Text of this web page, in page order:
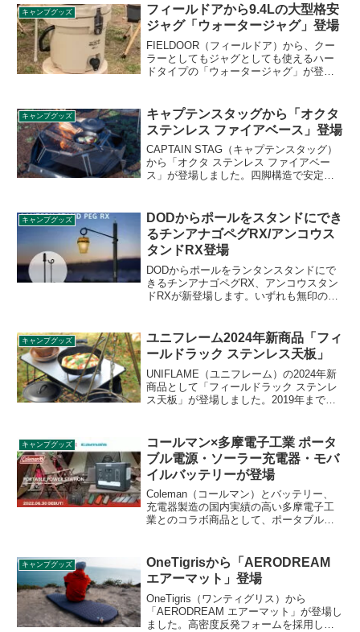
キャンプグッズ
フィールドアから9.4Lの大型格安
ジャグ「ウォータージャグ」登場
FIELDOOR（フィールドア）から、クー
ラーとしてもジャグとしても使えるハー
ドタイプの「ウォータージャグ」が登場
手頃価格で登場です。詳細をレビューし
ます。
キャンプグッズ
キャプテンスタッグから「オクタ
ステンレス ファイアベース」登場
CAPTAIN STAG（キャプテンスタッグ）
から「オクタ ステンレス ファイアベー
ス」が登場しました。四脚構造で安定感
ます。スキレットなどを載せて調理がで
きるゴトク付きで焚き火料理にも対応し
ます。詳細をレビューします。
キャンプグッズ
DODからポールをスタンドにでき
るチンアナゴペグRX/アンコウス
タンドRX登場
DODからポールをランタンスタンドにで
きるチンアナゴペグRX、アンコウスタン
ドRXが新登場します。いずれも無印のチ
モデルで商品性はどう改善されたのでし
ょうか。詳細をレビューします。
キャンプグッズ
ユニフレーム2024年新商品「フィ
ールドラック ステンレス天板」
UNIFLAME（ユニフレーム）の2024年新
商品として「フィールドラック ステンレ
ス天板」が登場しました。2019年まで販
を直接置けるフィールドラック向けのオ
プション製品です。詳細をレビューしま
す。
キャンプグッズ
コールマン×多摩電子工業 ポータ
ブル電源・ソーラー充電器・モバ
イルバッテリーが登場
Coleman（コールマン）とバッテリー、
充電器製造の国内実績の高い多摩電子工
業とのコラボ商品として、ポータブル電
トドアで使いやすい製品となっていま
す。詳細をレビューします。
キャンプグッズ
OneTigrisから「AERODREAM
エアーマット」登場
OneTigris（ワンティグリス）から
「AERODREAM エアーマット」が登場し
ました。高密度反発フォームを採用した